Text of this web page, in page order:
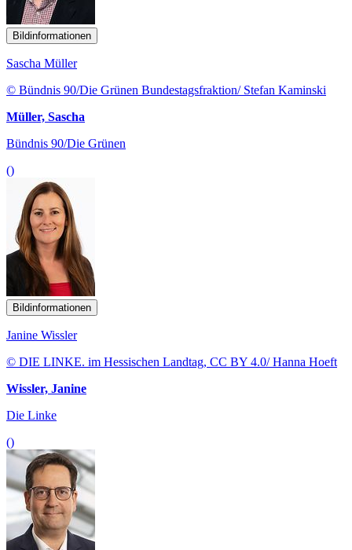
Bildinformationen
Sascha Müller
© Bündnis 90/Die Grünen Bundestagsfraktion/ Stefan Kaminski
Müller, Sascha
Bündnis 90/Die Grünen
()
Bildinformationen
Janine Wissler
© DIE LINKE. im Hessischen Landtag, CC BY 4.0/ Hanna Hoeft
Wissler, Janine
Die Linke
()